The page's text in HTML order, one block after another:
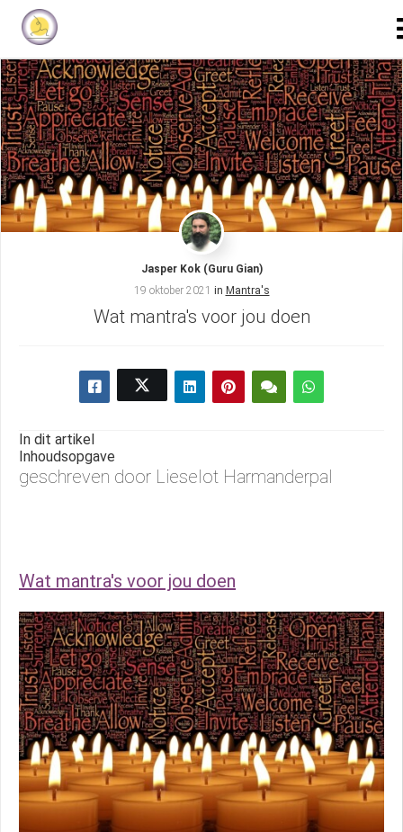
Jasper Kok (Guru Gian)
19 oktober 2021 in Mantra's
Wat mantra's voor jou doen
In dit artikel
Inhoudsopgave
geschreven door Lieselot Harmanderpal
Wat mantra's voor jou doen